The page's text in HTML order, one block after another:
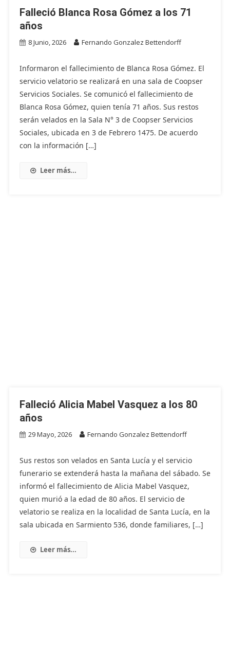
Falleció Blanca Rosa Gómez a los 71
años
8 Junio, 2026 Fernando Gonzalez Bettendorff
Informaron el fallecimiento de Blanca Rosa Gómez. El
servicio velatorio se realizará en una sala de Coopser
Servicios Sociales. Se comunicó el fallecimiento de
Blanca Rosa Gómez, quien tenía 71 años. Sus restos
serán velados en la Sala N° 3 de Coopser Servicios
Sociales, ubicada en 3 de Febrero 1475. De acuerdo
con la información […]
Leer más...
Falleció Alicia Mabel Vasquez a los 80
años
29 Mayo, 2026 Fernando Gonzalez Bettendorff
Sus restos son velados en Santa Lucía y el servicio
funerario se extenderá hasta la mañana del sábado. Se
informó el fallecimiento de Alicia Mabel Vasquez,
quien murió a la edad de 80 años. El servicio de
velatorio se realiza en la localidad de Santa Lucía, en la
sala ubicada en Sarmiento 536, donde familiares, […]
Leer más...